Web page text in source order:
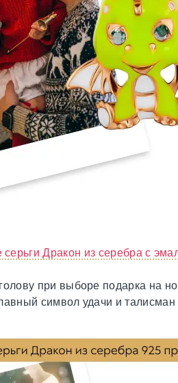
серьги Дракон из серебра с
при выборе подарка на
символ удачи и талисман